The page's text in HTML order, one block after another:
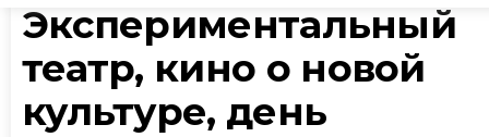
Экспериментальный
театр, кино о новой
культуре, день